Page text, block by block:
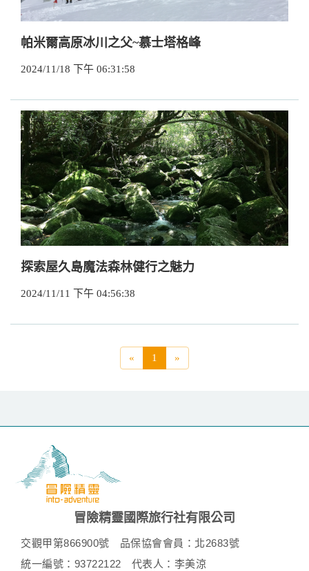
帕米爾高原冰川之父~慕士塔格峰
2024/11/18 下午 06:31:58
探索屋久島魔法森林健行之魅力
2024/11/11 下午 04:56:38
« 1 »
冒險精靈國際旅行社有限公司
交觀甲第866900號
品保協會會員：北2683號
統一編號：93722122
代表人：李美涼